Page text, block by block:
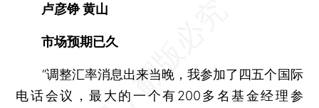
卢彦铮 黄山
市场预期已久
“调整汇率消息出来当晚，我参加了四五个国际
电话会议，最大的一个有200多名基金经理参